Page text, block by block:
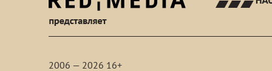
2006 — 2026 16+